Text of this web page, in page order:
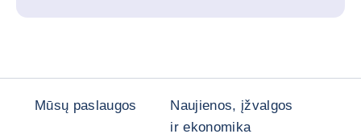
Mūsų paslaugos
Naujienos, įžvalgos
ir ekonomika